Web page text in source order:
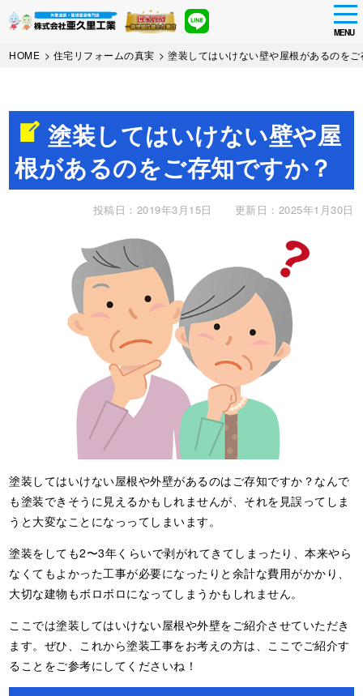
Skip
MENU
HOME > 住宅リフォームの真実 >塗装してはいけない壁や屋根があるのを
塗装してはいけない壁や屋
根があるのをご存知ですか？
投稿日：2019年3月15日 更新日：2025年1月30日
塗装してはいけない屋根や外壁があるのはご存知ですか？なんで
も塗装できそうに見えるかもしれませんが、それを見誤ってしま
うと大変なことになっってしまいます。
塗装をしても2〜3年くらいで剥がれてきてしまったり、本来やら
なくてもよかった工事が必要になったりと余計な費用がかかり、
大切な建物もボロボロになってしまうかもしれません。
ここでは塗装してはいけない屋根や外壁をご紹介させていただき
ます。ぜひ、これから塗装工事をお考えの方は、ここでご紹介す
ることをご参考にしてくださいね！